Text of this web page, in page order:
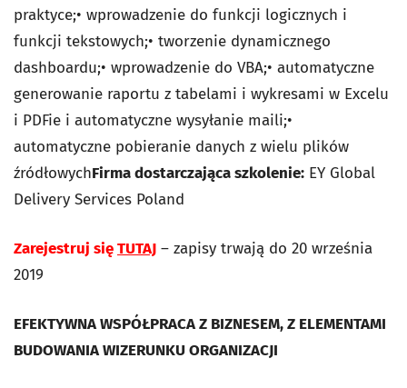
praktyce;• wprowadzenie do funkcji logicznych i
funkcji tekstowych;• tworzenie dynamicznego
dashboardu;• wprowadzenie do VBA;• automatyczne
generowanie raportu z tabelami i wykresami w Excelu
i PDFie i automatyczne wysyłanie maili;•
automatyczne pobieranie danych z wielu plików
źródłowychFirma dostarczająca szkolenie: EY Global
Delivery Services Poland
Zarejestruj sięTUTAJ – zapisy trwają do 20 września
2019
EFEKTYWNA WSPÓŁPRACA Z BIZNESEM,Z ELEMENTAMI
BUDOWANIA WIZERUNKU ORGANIZACJI